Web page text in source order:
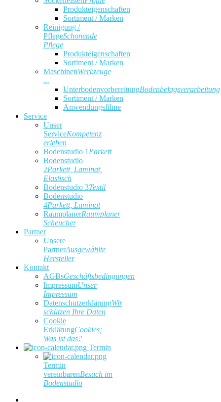
Produkteigenschaften
Sortiment / Marken
Reinigung /
PflegeSchonende
Pflege
Produkteigenschaften
Sortiment / Marken
MaschinenWerkzeuge
...
UnterbodenvorbereitungBodenbelagsverarbeitung
Sortiment / Marken
Anwendungsfilme
Service
Unser
ServiceKompetenz
erleben
Bodenstudio 1 Parkett
Bodenstudio
2Parkett, Laminat,
Elastisch
Bodenstudio 3Textil
Bodenstudio
4Parkett, Laminat
RaumplanerRaumplaner
Scheucher
Partner
Unsere
PartnerAusgewählte
Hersteller
Kontakt
AGBsGeschäftsbedingungen
ImpressumUnser
Impressum
DatenschutzerklärungWir
schützen Ihre Daten
Cookie
ErklärungCookies;
Was ist das?
Termin
Termin
vereinbarenBesuch im
Bodenstudio